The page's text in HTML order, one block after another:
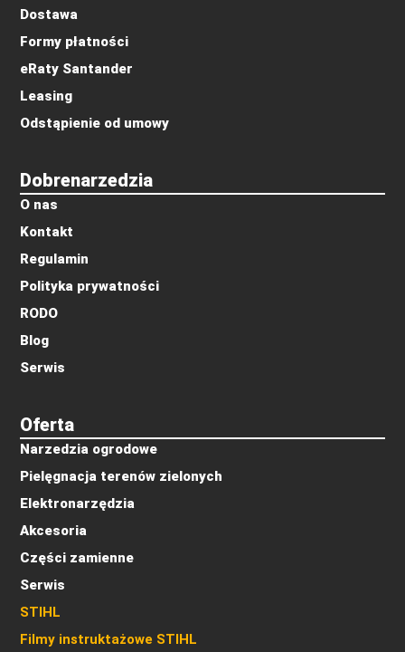
Oferta
Narzedzia ogrodowe
Pielęgnacja terenów zielonych
Elektronarzędzia
Akcesoria
Części zamienne
Serwis
STIHL
Filmy instruktażowe STIHL
Dobrenarzedzia
O nas
Kontakt
Regulamin
Polityka prywatności
RODO
Blog
Serwis
Dostawa
Formy płatności
eRaty Santander
Leasing
Odstąpienie od umowy